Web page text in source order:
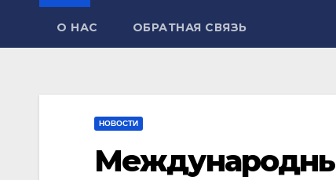
О НАС ОБРАТНАЯ СВЯЗЬ
НОВОСТИ